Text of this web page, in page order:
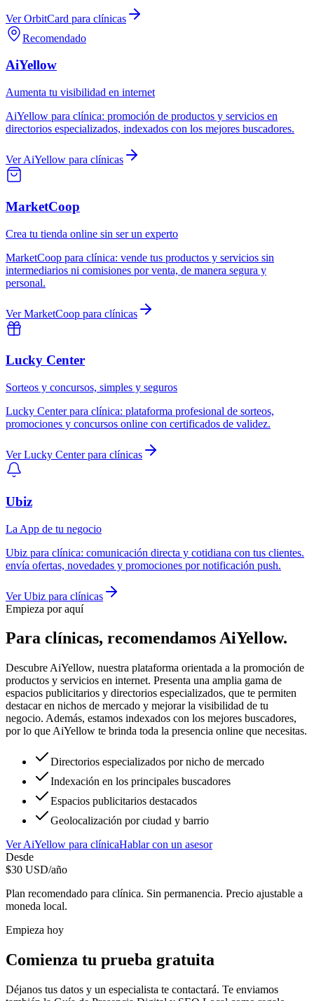
VerOrbitCard para clínicas
Recomendado
AiYellow
Aumenta tu visibilidad en internet
AiYellow para clínica: promoción de productos y servicios en
directorios especializados, indexados con los mejores buscadores.
VerAiYellow para clínicas
MarketCoop
Crea tu tienda online sin ser un experto
MarketCoop para clínica: vende tus productos y servicios sin
intermediarios ni comisiones por venta, de manera segura y
personal.
VerMarketCoop para clínicas
Lucky Center
Sorteos y concursos, simples y seguros
Lucky Centerpara clínica: plataforma profesional de sorteos,
promociones y concursos online con certificados de validez.
VerLucky Centerpara clínicas
Ubiz
La App de tu negocio
Ubiz para clínica: comunicación directa y cotidiana con tus clientes.
envía ofertas, novedades y promociones por notificación push.
VerUbiz para clínicas
Empieza por aquí
Para clínicas, recomendamosAiYellow.
Descubre AiYellow, nuestra plataforma orientada a la promoción de
productos y servicios en internet. Presenta una amplia gama de
espacios publicitarios y directorios especializados, que te permiten
destacar en nichos de mercado y mejorar la visibilidad de tu
negocio. Además, estamos indexados con los mejores buscadores,
por lo que AiYellow te brinda toda la presencia online que necesitas.
Directorios especializados por nicho de mercado
Indexación en los principales buscadores
Espacios publicitarios destacados
Geolocalización por ciudad y barrio
VerAiYellow para clínicaHablar con un asesor
Desde
$30 USD/año
Plan recomendado para clínica. Sin permanencia. Precio ajustable a
moneda local.
Empieza hoy
Comienza tu prueba gratuita
Déjanos tus datos y un especialista te contactará. Te enviamos